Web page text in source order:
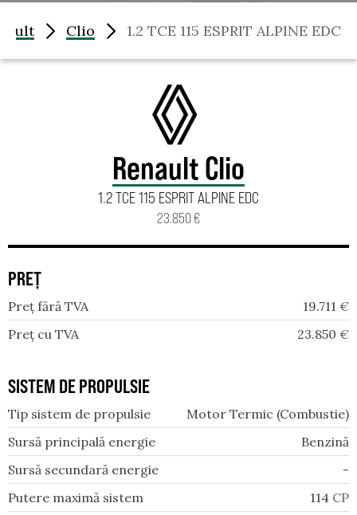
Clio 1.2 TCE 115 ESPRIT ALPINE EDC
Renault Clio
1.2 TCE 115 ESPRIT ALPINE EDC
23.850 €
PREȚ
Preț fără TVA 19.711 €
Preț cu TVA
23.850 €
SISTEM DE PROPULSIE
Tip sistem de propulsie
Motor Termic (Combustie)
Sursă principală energie
Benzină
Sursă secundară energie
-
Putere maximă sistem
114 CP